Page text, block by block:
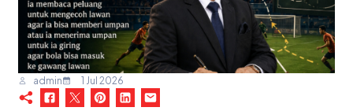
admin 1 Jul 2026